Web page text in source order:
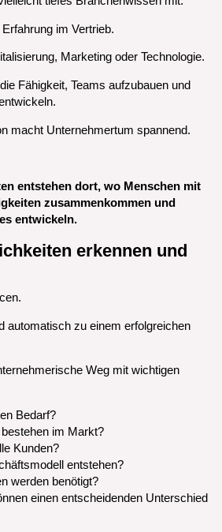
im Vertrieb.
Marketing oder Technologie.
Fähigkeit, Teams aufzubauen und
macht Unternehmertum spannend.
entstehen dort, wo Menschen mit
zusammenkommen und
entwickeln.
erkennen und
automatisch zu einem erfolgreichen
Weg mit wichtigen
Bedarf?
im Markt?
Kunden?
entstehen?
werden benötigt?
einen entscheidenden Unterschied